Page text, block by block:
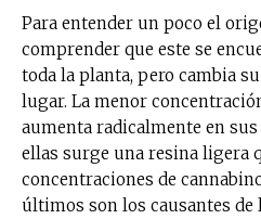
Para entender un poco el
comprender que este se
toda la planta, pero cambia
lugar. La menor
aumenta radicalmente en
ellas surge una resina ligera
concentraciones de
últimos son los causantes de